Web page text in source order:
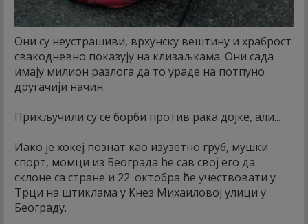
Они су неустрашиви, врхунску вештину и храброст
свакодневно показују на клизаљкама. Они сада
имају милион разлога да то ураде на потпуно
другачији начин.
Прикључили су се борби против рака дојке, али...
Иако је хокеј познат као изузетно груб, мушки
спорт, момци из Београда ће сав свој его да
склоне са стране и 22. октобра ће учествовати у
Трци на штиклама у Кнез Михаиловој улици у
Београду.